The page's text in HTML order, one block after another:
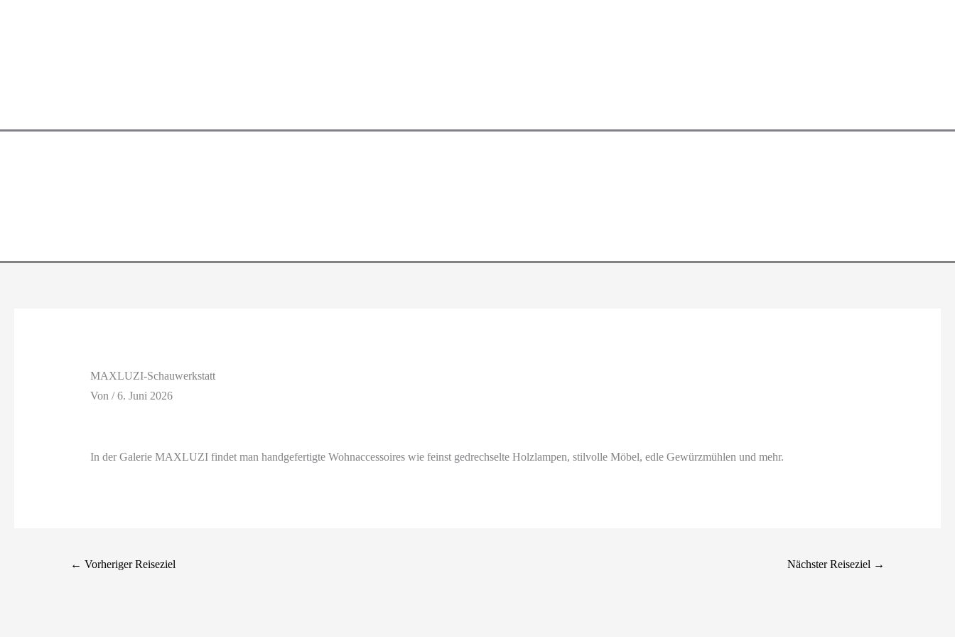
MAXLUZI-Schauwerkstatt
Von /6. Juni 2026
In der Galerie MAXLUZI findet man handgefertigte Wohnaccessoires wie feinst gedrechselte Holzlampen, stilvolle Möbel, edle Gewürzmühlen und mehr.
← Vorheriger Reiseziel Nächster Reiseziel →